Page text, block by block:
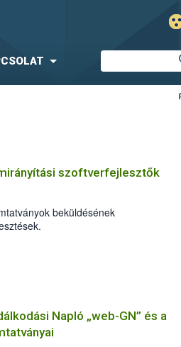
szoftverfejlesztők
beküldésének
Napló „web-GN” és a